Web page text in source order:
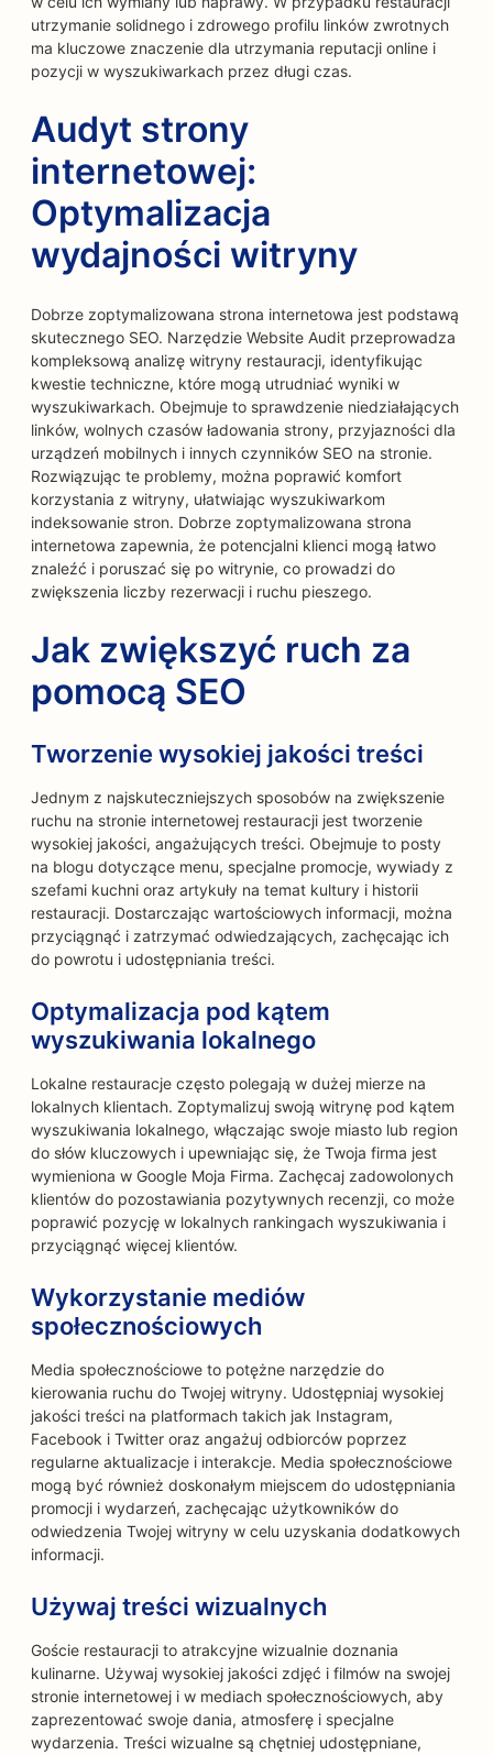
utrzymanie solidnego i zdrowego profilu linków zwrotnych
ma kluczowe znaczenie dla utrzymania reputacji online i
pozycji w wyszukiwarkach przez długi czas.
Audyt strony
internetowej:
Optymalizacja
wydajności witryny
Dobrze zoptymalizowana strona internetowa jest podstawą
skutecznego SEO. Narzędzie Website Audit przeprowadza
kompleksową analizę witryny restauracji, identyfikując
kwestie techniczne, które mogą utrudniać wyniki w
wyszukiwarkach. Obejmuje to sprawdzenie niedziałających
linków, wolnych czasów ładowania strony, przyjazności dla
urządzeń mobilnych i innych czynników SEO na stronie.
Rozwiązując te problemy, można poprawić komfort
korzystania z witryny, ułatwiając wyszukiwarkom
indeksowanie stron. Dobrze zoptymalizowana strona
internetowa zapewnia, że potencjalni klienci mogą łatwo
znaleźć i poruszać się po witrynie, co prowadzi do
zwiększenia liczby rezerwacji i ruchu pieszego.
Jak zwiększyć ruch za
pomocą SEO
Tworzenie wysokiej jakości treści
Jednym z najskuteczniejszych sposobów na zwiększenie
ruchu na stronie internetowej restauracji jest tworzenie
wysokiej jakości, angażujących treści. Obejmuje to posty
na blogu dotyczące menu, specjalne promocje, wywiady z
szefami kuchni oraz artykuły na temat kultury i historii
restauracji. Dostarczając wartościowych informacji, można
przyciągnąć i zatrzymać odwiedzających, zachęcając ich
do powrotu i udostępniania treści.
Optymalizacja pod kątem
wyszukiwania lokalnego
Lokalne restauracje często polegają w dużej mierze na
lokalnych klientach. Zoptymalizuj swoją witrynę pod kątem
wyszukiwania lokalnego, włączając swoje miasto lub region
do słów kluczowych i upewniając się, że Twoja firma jest
wymieniona w Google Moja Firma. Zachęcaj zadowolonych
klientów do pozostawiania pozytywnych recenzji, co może
poprawić pozycję w lokalnych rankingach wyszukiwania i
przyciągnąć więcej klientów.
Wykorzystanie mediów
społecznościowych
Media społecznościowe to potężne narzędzie do
kierowania ruchu do Twojej witryny. Udostępniaj wysokiej
jakości treści na platformach takich jak Instagram,
Facebook i Twitter oraz angażuj odbiorców poprzez
regularne aktualizacje i interakcje. Media społecznościowe
mogą być również doskonałym miejscem do udostępniania
promocji i wydarzeń, zachęcając użytkowników do
odwiedzenia Twojej witryny w celu uzyskania dodatkowych
informacji.
Używaj treści wizualnych
Goście restauracji to atrakcyjne wizualnie doznania
kulinarne. Używaj wysokiej jakości zdjęć i filmów na swojej
stronie internetowej i w mediach społecznościowych, aby
zaprezentować swoje dania, atmosferę i specjalne
wydarzenia. Treści wizualne są chętniej udostępniane,